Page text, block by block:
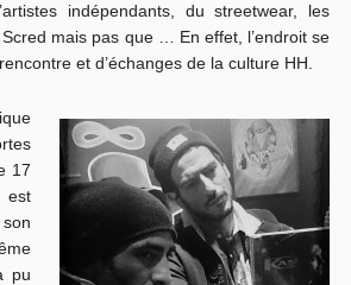
indépendants, du streetwear, les
mais pas que … En effet, l’endroit se
et d’échanges de la culture HH.
17
est
pu